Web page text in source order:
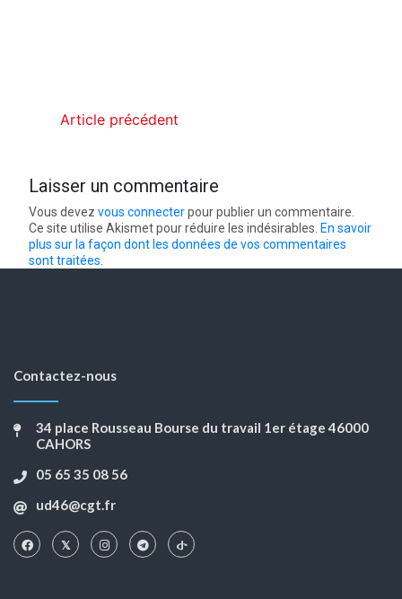
Article précédent
Laisser un commentaire
Vous devezvous connecterpour publier un commentaire.
Ce site utilise Akismet pour réduire les indésirables. En savoir
plus sur la façon dont les données de vos commentaires
sont traitées.
Contactez-nous
34 place Rousseau Bourse du travail 1er étage 46000
CAHORS
05 65 35 08 56
ud46@cgt.fr